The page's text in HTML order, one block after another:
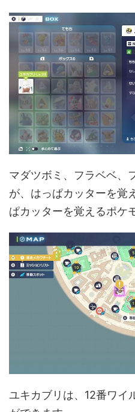
マダツボミ、フラベベ、
が、はっぱカッターを覚
ぱカッターを覚えるポケ
ユキカブリは、12番ワイ